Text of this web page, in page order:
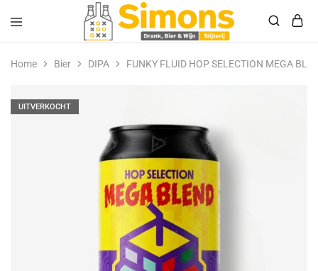
Simonsdrank.nl
Drank,
Bier
&
Home Bier DIPA FUNKY FLUID HOP SELECTION MEGA
UITVERKOCHT